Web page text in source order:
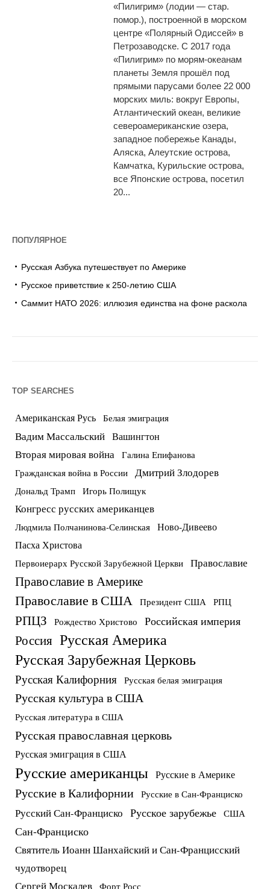
«Пилигрим» (лодии — стар.
помор.), построенной в морском
центре «Полярный Одиссей» в
Петрозаводске. С 2017 года
«Пилигрим» по морям-океанам
планеты Земля прошёл под
прямыми парусами более 22 000
морских миль: вокруг Европы,
Атлантический океан, великие
североамериканские озера,
западное побережье Канады,
Аляска, Алеутские острова,
Камчатка, Курильские острова,
все Японские острова, посетил
20...
ПОПУЛЯРНОЕ
Русская Азбука путешествует по Америке
Русское приветствие к 250-летию США
Саммит НАТО 2026: иллюзия единства на фоне раскола
TOP SEARCHES
Американская Русь Белая эмиграция
Вадим Массальский Вашингтон
Вторая мировая война Галина Епифанова
Гражданская война в России Дмитрий Злодорев
Дональд Трамп Игорь Полищук
Конгресс русских американцев
Людмила Полчанинова-Селинская Ново-Дивеево
Пасха Христова
Первоиерарх Русской Зарубежной Церкви Православие
Православие в Америке
Православие в США Президент США РПЦ
РПЦЗ Рождество Христово Российская империя
Россия Русская Америка
Русская Зарубежная Церковь
Русская Калифорния Русская белая эмиграция
Русская культура в США
Русская литература в США
Русская православная церковь
Русская эмиграция в США
Русские американцы Русские в Америке
Русские в Калифорнии Русские в Сан-Франциско
Русский Сан-Франциско Русское зарубежье США
Сан-Франциско
Святитель Иоанн Шанхайский и Сан-Францисский
чудотворец
Сергей Москалев Форт Росс